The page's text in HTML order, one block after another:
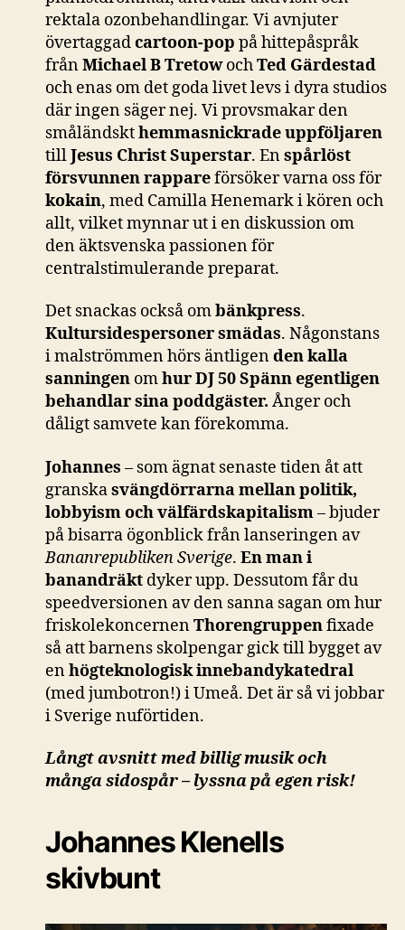
rektala ozonbehandlingar. Vi avnjuter
övertaggadcartoon-pop på hittepåspråk
frånMichael B TretowochTed Gärdestad
och enas om det goda livet levs i dyra studios
där ingen säger nej. Vi provsmakar den
småländskthemmasnickrade uppföljaren
tillJesus Christ Superstar. Enspårlöst
försvunnen rappareförsöker varna oss för
kokain, med Camilla Henemark i kören och
allt, vilket mynnar ut i en diskussion om
den äktsvenska passionen för
centralstimulerande preparat.
Det snackas också ombänkpress.
Kultursidespersoner smädas. Någonstans
i malströmmen hörs äntligenden kalla
sanningen omhur DJ 50 Spänn egentligen
behandlar sina poddgäster. Ånger och
dåligt samvete kan förekomma.
Johannes – som ägnat senaste tiden åt att
granskasvängdörrarna mellan politik,
lobbyism och välfärdskapitalism– bjuder
på bisarra ögonblick från lanseringen av
Bananrepubliken Sverige. En man i
banandräkt dyker upp. Dessutom får du
speedversionen av den sanna sagan om hur
friskolekoncernenThorengruppenfixade
så att barnens skolpengar gick till bygget av
enhögteknologisk innebandykatedral
(med jumbotron!) i Umeå. Det är så vi jobbar
i Sverige nuförtiden.
Långt avsnitt med billig musik och
många sidospår – lyssna på egen risk!
Johannes Klenells
skivbunt